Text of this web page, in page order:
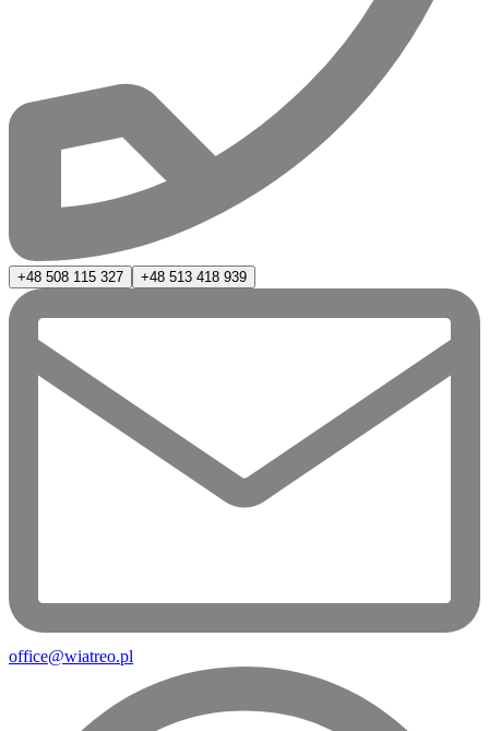
+48 508 115 327 +48 513 418 939
office@wiatreo.pl